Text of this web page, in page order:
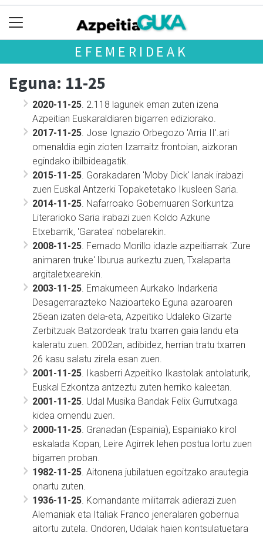
EFEMERIDEAK
Eguna: 11-25
2020-11-25 . 2.118 lagunek eman zuten izena
Azpeitian Euskaraldiaren bigarren ediziorako.
2017-11-25 . Jose Ignazio Orbegozo 'Arria II'.ari
omenaldia egin zioten Izarraitz frontoian, aizkoran
egindako ibilbideagatik.
2015-11-25 . Gorakadaren 'Moby Dick' lanak irabazi
zuen Euskal Antzerki Topaketetako Ikusleen Saria.
2014-11-25 . Nafarroako Gobernuaren Sorkuntza
Literarioko Saria irabazi zuen Koldo Azkune
Etxebarrik, 'Garatea' nobelarekin.
2008-11-25 . Fernado Morillo idazle azpeitiarrak 'Zure
animaren truke' liburua aurkeztu zuen, Txalaparta
argitaletxearekin.
2003-11-25 . Emakumeen Aurkako Indarkeria
Desagerrarazteko Nazioarteko Eguna azaroaren
25ean izaten dela-eta, Azpeitiko Udaleko Gizarte
Zerbitzuak Batzordeak tratu txarren gaia landu eta
kaleratu zuen. 2002an, adibidez, herrian tratu txarren
26 kasu salatu zirela esan zuen.
2001-11-25 . Ikasberri Azpeitiko Ikastolak antolaturik,
Euskal Ezkontza antzeztu zuten herriko kaleetan.
2001-11-25 . Udal Musika Bandak Felix Gurrutxaga
kidea omendu zuen.
2000-11-25 . Granadan (Espainia), Espainiako kirol
eskalada Kopan, Leire Agirrek lehen postua lortu zuen
bigarren proban.
1982-11-25 . Aitonena jubilatuen egoitzako arautegia
onartu zuten.
1936-11-25 . Komandante militarrak adierazi zuen
Alemaniak eta Italiak Franco jeneralaren gobernua
aitortu zutela. Ondoren, Udalak haien kontsulatuetara